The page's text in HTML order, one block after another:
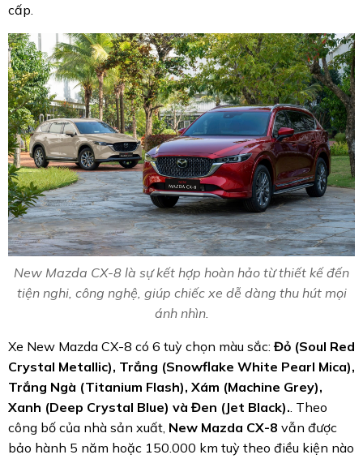
cấp.
New Mazda CX-8 là sự kết hợp hoàn hảo từ thiết kế đến
tiện nghi, công nghệ, giúp chiếc xe dễ dàng thu hút mọi
ánh nhìn.
Xe New Mazda CX-8 có 6 tuỳ chọn màu sắc: Đỏ (Soul Red
Crystal Metallic), Trắng (Snowflake White Pearl Mica),
Trắng Ngà (Titanium Flash), Xám (Machine Grey),
Xanh (Deep Crystal Blue) và Đen (Jet Black).. Theo
công bố của nhà sản xuất, New Mazda CX-8 vẫn được
bảo hành 5 năm hoặc 150.000 km tuỳ theo điều kiện nào